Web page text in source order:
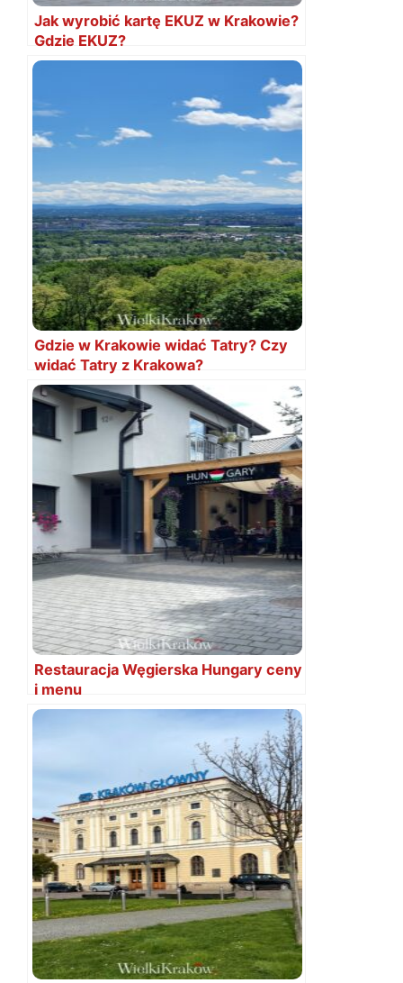
Jak wyrobić kartę EKUZ w Krakowie?
Gdzie EKUZ?
Gdzie w Krakowie widać Tatry? Czy
widać Tatry z Krakowa?
Restauracja Węgierska Hungary ceny
i menu